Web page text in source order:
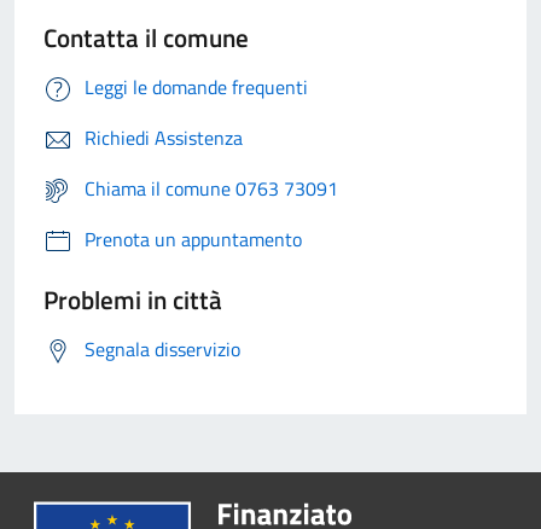
Contatta il comune
Leggi le domande frequenti
Richiedi Assistenza
Chiama il comune 0763 73091
Prenota un appuntamento
Problemi in città
Segnala disservizio